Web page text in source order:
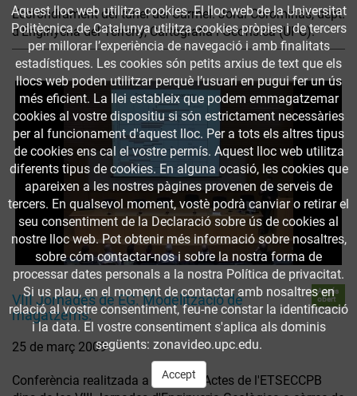
L’esfondrament del túnel del Carmel. Jordi Corominas, dept.
d’Enginyeria del Terreny, Cartografia i Geofísica (UPC).
VIII Jornades de EG. Modelització de
magatzems.
Accés
obert
25 de març 2009
Conferència realitzada a la Sala d'Actes de l'ETSECCPB
Aquest lloc web utilitza cookies. El lloc web de la Universitat
Politècnica de Catalunya utilitza cookies pròpies i de tercers
per millorar l’experiència de navegació i amb finalitats
estadístiques. Les cookies són petits arxius de text que els
llocs web poden utilitzar perquè l’usuari en pugui fer un ús
més eficient. La llei estableix que podem emmagatzemar
cookies al vostre dispositiu si són estrictament necessàries
per al funcionament d'aquest lloc. Per a tots els altres tipus
de cookies ens cal el vostre permís. Aquest lloc web utilitza
diferents tipus de cookies. En alguna ocasió, les cookies que
apareixen a les nostres pàgines provenen de serveis de
tercers. En qualsevol moment, vostè podrà canviar o retirar el
seu consentiment de la Declaració sobre ús de cookies al
nostre lloc web. Pot obtenir més informació sobre nosaltres,
sobre cóm contactar-nos i sobre la nostra forma de
processar dates personals a la nostra Política de privacitat.
Si us plau, en el moment de contactar amb nosaltres en
relació al vostre consentiment, feu-ne constar la identificació
i la data. El vostre consentiment s'aplica als dominis
següents: zonavideo.upc.edu.
Accept